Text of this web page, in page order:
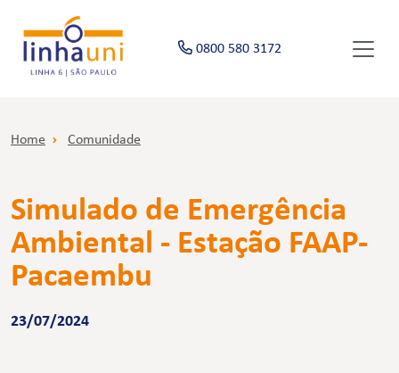
0800 580 3172
Home Comunidade
Simulado de Emergência
Ambiental - Estação FAAP-
Pacaembu
23/07/2024